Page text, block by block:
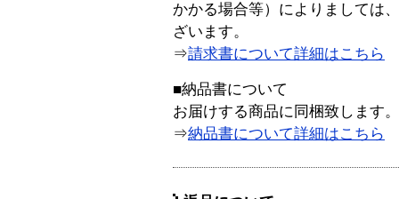
かかる場合等）によりましては
ざいます。
⇒請求書について詳細はこちら
■納品書について
お届けする商品に同梱致します。
⇒納品書について詳細はこちら